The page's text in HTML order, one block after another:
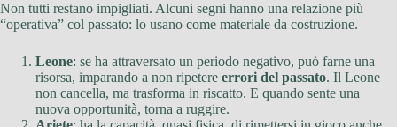
Non tutti restano impigliati. Alcuni segni hanno una relazione più
“operativa” col passato: lo usano come materiale da costruzione.
Leone: se ha attraversato un periodo negativo, può farne una
risorsa, imparando a non ripetere errori del passato. Il Leone
non cancella, ma trasforma in riscatto. E quando sente una
nuova opportunità, torna a ruggire.